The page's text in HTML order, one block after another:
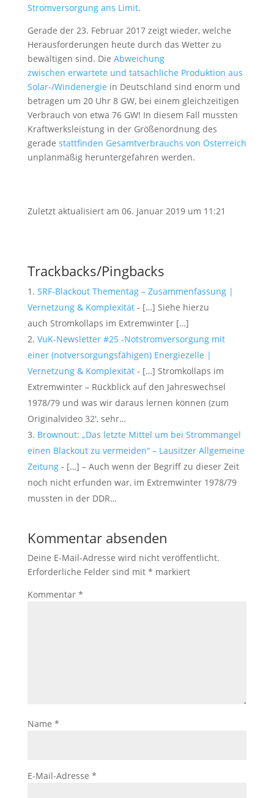
Stromversorgung ans Limit.
Gerade der 23. Februar 2017 zeigt wieder, welche
Herausforderungen heute durch das Wetter zu
bewältigen sind. Die Abweichung
zwischen erwartete und tatsächliche Produktion aus
Solar-/Windenergie in Deutschland sind enorm und
betragen um 20 Uhr 8 GW, bei einem gleichzeitigen
Verbrauch von etwa 76 GW! In diesem Fall mussten
Kraftwerksleistung in der Größenordnung des
gerade stattfinden Gesamtverbrauchs von Österreich
unplanmäßig heruntergefahren werden.
Zuletzt aktualisiert am 06. Januar 2019 um 11:21
Trackbacks/Pingbacks
SRF-Blackout Thementag – Zusammenfassung |
Vernetzung & Komplexität- […] Siehe hierzu
auch Stromkollaps im Extremwinter […]
VuK-Newsletter #25 -Notstromversorgung mit
einer (notversorgungsfähigen) Energiezelle |
Vernetzung & Komplexität- […] Stromkollaps im
Extremwinter – Rückblick auf den Jahreswechsel
1978/79 und was wir daraus lernen können (zum
Originalvideo 32′, sehr…
Brownout: „Das letzte Mittel um bei Strommangel
einen Blackout zu vermeiden“ – Lausitzer Allgemeine
Zeitung- […] – Auch wenn der Begriff zu dieser Zeit
noch nicht erfunden war, im Extremwinter 1978/79
mussten in der DDR…
Kommentar absenden
Deine E-Mail-Adresse wird nicht veröffentlicht.
Erforderliche Felder sind mit * markiert
Kommentar *
Name *
E-Mail-Adresse *